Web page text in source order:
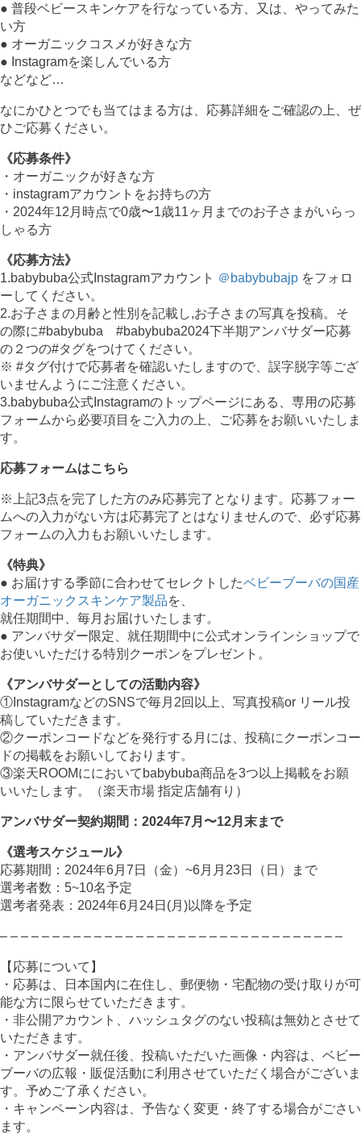
● 普段ベビースキンケアを行なっている方、又は、やってみた
い方
● オーガニックコスメが好きな方
● Instagramを楽しんでいる方
などなど…
なにかひとつでも当てはまる方は、応募詳細をご確認の上、ぜ
ひご応募ください。
《応募条件》
・オーガニックが好きな方
・instagramアカウントをお持ちの方
・2024年12月時点で0歳〜1歳11ヶ月までのお子さまがいらっ
しゃる方
《応募方法》
1.babybuba公式Instagramアカウント ＠babybubajp をフォロ
ーしてください。
2.お子さまの月齢と性別を記載し,お子さまの写真を投稿。そ
の際に#babybuba #babybuba2024下半期アンバサダー応募
の２つの#タグをつけてください。
※ #タグ付けで応募者を確認いたしますので、誤字脱字等ござ
いませんようにご注意ください。
3.babybuba公式Instagramのトップページにある、専用の応募
フォームから必要項目をご入力の上、ご応募をお願いいたしま
す。
応募フォームはこちら
※上記3点を完了した方のみ応募完了となります。応募フォー
ムへの入力がない方は応募完了とはなりませんので、必ず応募
フォームの入力もお願いいたします。
《特典》
● お届けする季節に合わせてセレクトしたベビーブーバの国産
オーガニックスキンケア製品を、
就任期間中、毎月お届けいたします。
● アンバサダー限定、就任期間中に公式オンラインショップで
お使いいただける特別クーポンをプレゼント。
《アンバサダーとしての活動内容》
①InstagramなどのSNSで毎月2回以上、写真投稿or リール投
稿していただきます。
②クーポンコードなどを発行する月には、投稿にクーポンコー
ドの掲載をお願いしております。
③楽天ROOMににおいてbabybuba商品を3つ以上掲載をお願
いいたします。（楽天市場 指定店舗有り）
アンバサダー契約期間：2024年7月〜12月末まで
《選考スケジュール》
応募期間：2024年6月7日（金）~6月月23日（日）まで
選考者数：5~10名予定
選考者発表：2024年6月24日(月)以降を予定
– – – – – – – – – – – – – – – – – – – – – – – – – – – – – – – – –
【応募について】
・応募は、日本国内に在住し、郵便物・宅配物の受け取りが可
能な方に限らせていただきます。
・非公開アカウント、ハッシュタグのない投稿は無効とさせて
いただきます。
・アンバサダー就任後、投稿いただいた画像・内容は、ベビー
ブーバの広報・販促活動に利用させていただく場合がございま
す。予めご了承ください。
・キャンペーン内容は、予告なく変更・終了する場合がごさい
ます。